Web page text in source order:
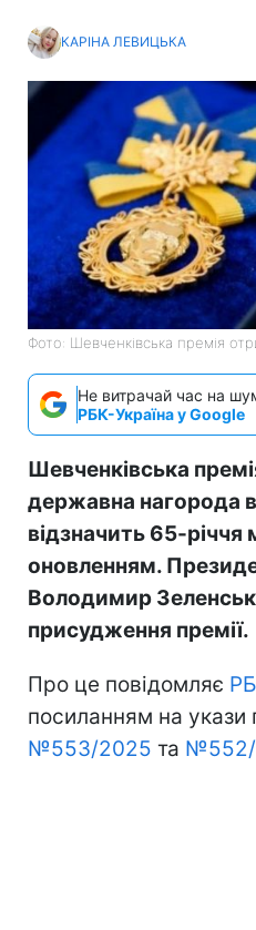
КАРІНА ЛЕВИЦЬКА
Фото: Шевченківська премія
Не витрачай час на
РБК-Україна у Google
Шевченківська
державна нагорода в
відзначить 65-
оновленням.
Володимир
присудження премії.
Про це повідомляє
посиланням на укази
№553/2025 та